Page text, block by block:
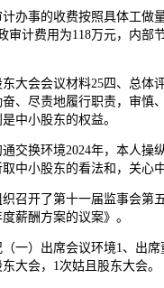
事的收费按照具体工做量
审计费用为118万元，内部
会会议材料25四、总体评
、尽责地履行职责，审慎
中小股东的权益。
换环境2024年，本人操
中小股东的看法和，关心
开了第十一届监事会第
薪酬方案的议案》。
）出席会议环境1、出席
大会，1次姑且股东大会。